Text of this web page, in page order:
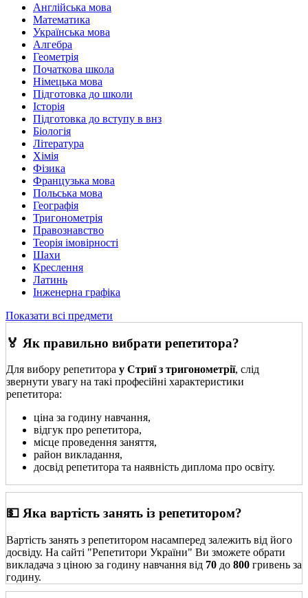
Англійська мова
Математика
Українська мова
Алгебра
Геометрія
Початкова школа
Німецька мова
Підготовка до школи
Історія
Підготовка до вступу в внз
Біологія
Література
Хімія
Фізика
Французька мова
Польська мова
Географія
Тригонометрія
Правознавство
Теорія імовірності
Шахи
Креслення
Латинь
Інженерна графіка
Показати всі предмети
🏅 Як правильно вибрати репетитора?
Для вибору репетитора у Стриї з тригонометрії, слід
звернути увагу на такі професійні характеристики
репетитора:
ціна за годину навчання,
відгук про репетитора,
місце проведення заняття,
район викладання,
досвід репетитора та наявність диплома про освіту.
💵 Яка вартість занять із репетитором?
Вартість занять з репетитором насамперед залежить від його
досвіду. На сайті "Репетитори України" Ви зможете обрати
викладача з ціною за годину навчання від 70 до 800 гривень за
годину.